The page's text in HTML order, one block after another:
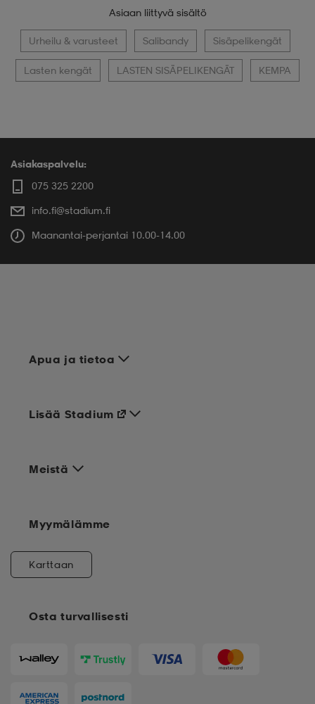
Asiaan liittyvä sisältö
Urheilu & varusteet Salibandy Sisäpelikengät
Lasten kengät LASTEN SISÄPELIKENGÄT KEMPA
Asiakaspalvelu:
075 325 2200
info.fi@stadium.fi
Maanantai-perjantai 10.00-14.00
Apua ja tietoa
Meistä
Osta turvallisesti
Lisää Stadium
Myymälämme
Karttaan